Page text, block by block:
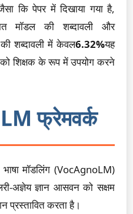
कि पेपर में दिखाया गया है,
मॉडल की शब्दावली और
शब्दावली में केवल6.32%यह
शिक्षक के रूप में उपयोग करने
फ्रेमवर्क
भाषा मॉडलिंग (VocAgnoLM)
अज्ञेय ज्ञान आसवन को सक्षम
प्रस्तावित करता है।